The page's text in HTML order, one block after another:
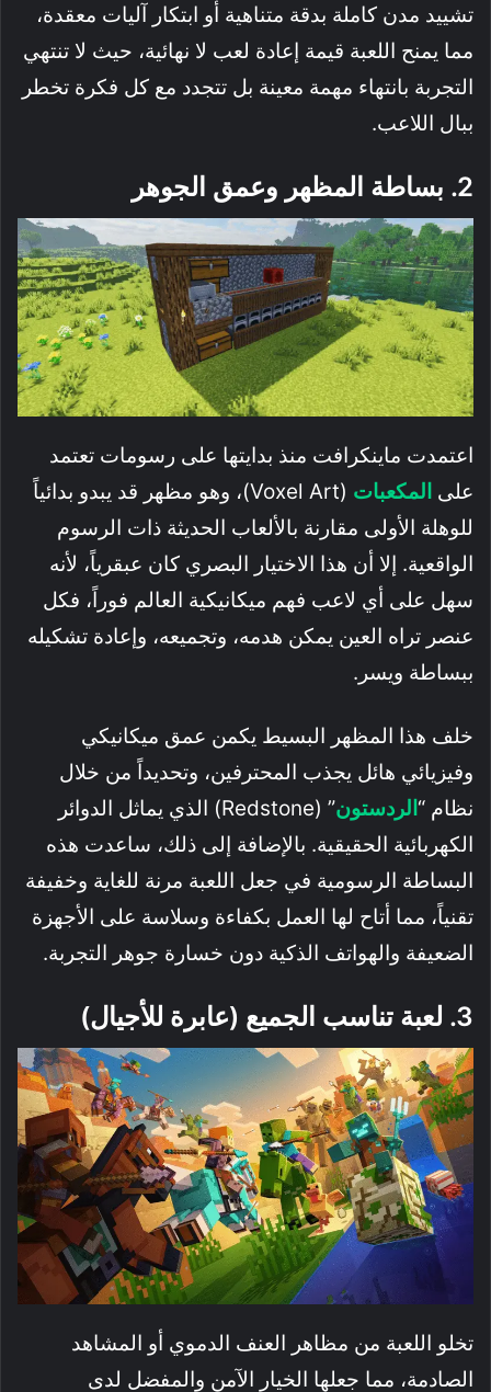
تشييد مدن كاملة بدقة متناهية أو ابتكار آليات معقدة،
مما يمنح اللعبة قيمة إعادة لعب لا نهائية، حيث لا تنتهي
التجربة بانتهاء مهمة معينة بل تتجدد مع كل فكرة تخطر
ببال اللاعب.
2. بساطة المظهر وعمق الجوهر
اعتمدت ماينكرافت منذ بدايتها على رسومات تعتمد
على المكعبات
(Voxel Art)، وهو مظهر قد يبدو بدائياً
للوهلة الأولى مقارنة بالألعاب الحديثة ذات الرسوم
الواقعية. إلا أن هذا الاختيار البصري كان عبقرياً، لأنه
سهل على أي لاعب فهم ميكانيكية العالم فوراً، فكل
عنصر تراه العين يمكن هدمه، وتجميعه، وإعادة تشكيله
ببساطة ويسر.
خلف هذا المظهر البسيط يكمن عمق ميكانيكي
وفيزيائي هائل يجذب المحترفين، وتحديداً من خلال
نظام “ الردستون
” (Redstone) الذي يماثل الدوائر
الكهربائية الحقيقية. بالإضافة إلى ذلك، ساعدت هذه
البساطة الرسومية في جعل اللعبة مرنة للغاية وخفيفة
تقنياً، مما أتاح لها العمل بكفاءة وسلاسة على الأجهزة
الضعيفة والهواتف الذكية دون خسارة جوهر التجربة.
3. لعبة تناسب الجميع (عابرة للأجيال)
تخلو اللعبة من مظاهر العنف الدموي أو المشاهد
الصادمة، مما جعلها الخيار الآمن والمفضل لدى